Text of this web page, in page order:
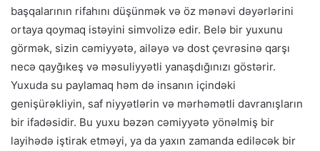
başqalarının rifahını düşünmək və öz mənəvi dəyərlərini
ortaya qoymaq istəyini simvolizə edir. Belə bir yuxunu
görmək, sizin cəmiyyətə, ailəyə və dost çevrəsinə qarşı
necə qayğıkeş və məsuliyyətli yanaşdığınızı göstərir.
Yuxuda su paylamaq həm də insanın içindəki
genişürəkliyin, saf niyyətlərin və mərhəmətli davranışların
bir ifadəsidir. Bu yuxu bəzən cəmiyyətə yönəlmiş bir
layihədə iştirak etməyi, ya da yaxın zamanda ediləcək bir